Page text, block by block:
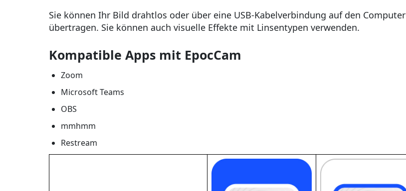
Sie können Ihr Bild drahtlos oder über eine USB-Kabelverbindung auf den Computer
übertragen. Sie können auch visuelle Effekte mit Linsentypen verwenden.
Kompatible Apps mit EpocCam
Zoom
Microsoft Teams
OBS
mmhmm
Restream